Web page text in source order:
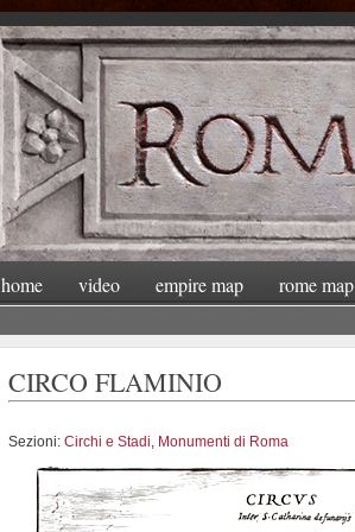
home video empire map rome map
CIRCO FLAMINIO
Sezioni: Circhi e Stadi, Monumenti di Roma